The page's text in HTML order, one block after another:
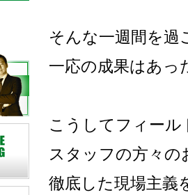
そんな一週間を過
一応の成果はあっ
こうしてフィール
スタッフの方々の
徹底した現場主義